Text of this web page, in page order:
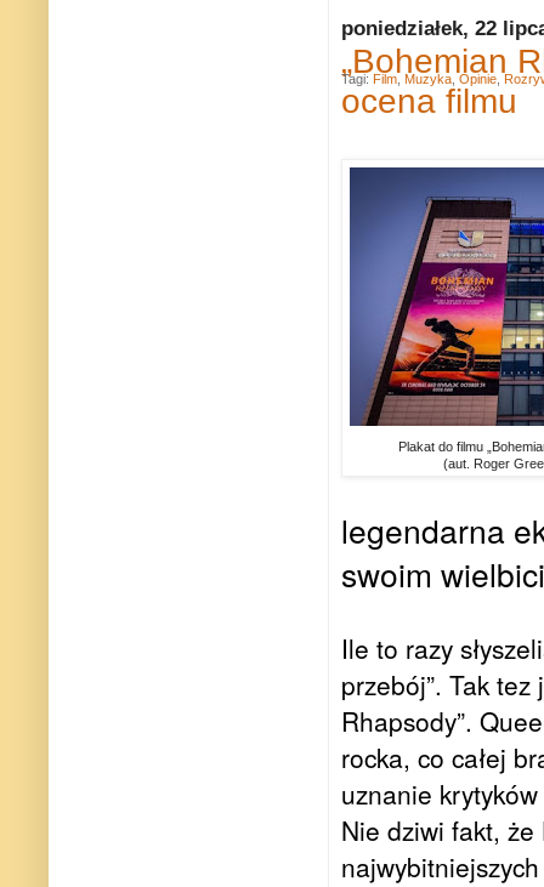
poniedziałek, 22
„Bohemian
ocena filmu
Plakat do filmu
(aut. Roger
legendarna
swoim
Ile to razy
przebój”. Tak
Rhapsody”.
rocka, co całej
uznanie
Nie dziwi fakt,
Tagi: Film Muzyka Opinie